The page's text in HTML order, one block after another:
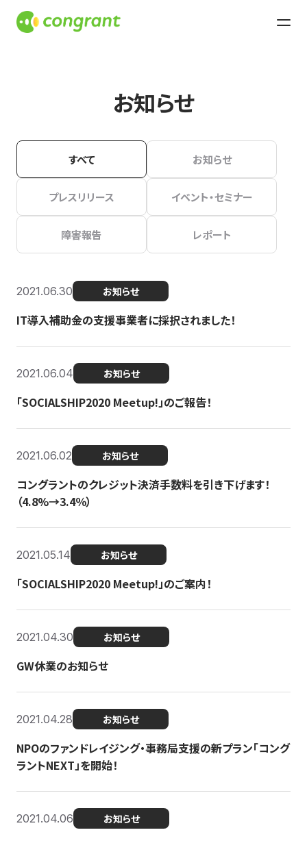
お知らせ
すべて お知らせ
プレスリリース イベント・セミナー
障害報告 レポート
2021.06.30 お知らせ
IT導入補助金の支援事業者に採択されました！
2021.06.04 お知らせ
「SOCIALSHIP2020 Meetup!」のご報告！
2021.06.02 お知らせ
コングラントのクレジット決済手数料を引き下げます！
（4.8%→3.4％）
2021.05.14 お知らせ
「SOCIALSHIP2020 Meetup!」のご案内！
2021.04.30 お知らせ
GW休業のお知らせ
2021.04.28 お知らせ
NPOのファンドレイジング・事務局支援の新プラン「コング
ラントNEXT」を開始！
2021.04.06 お知らせ